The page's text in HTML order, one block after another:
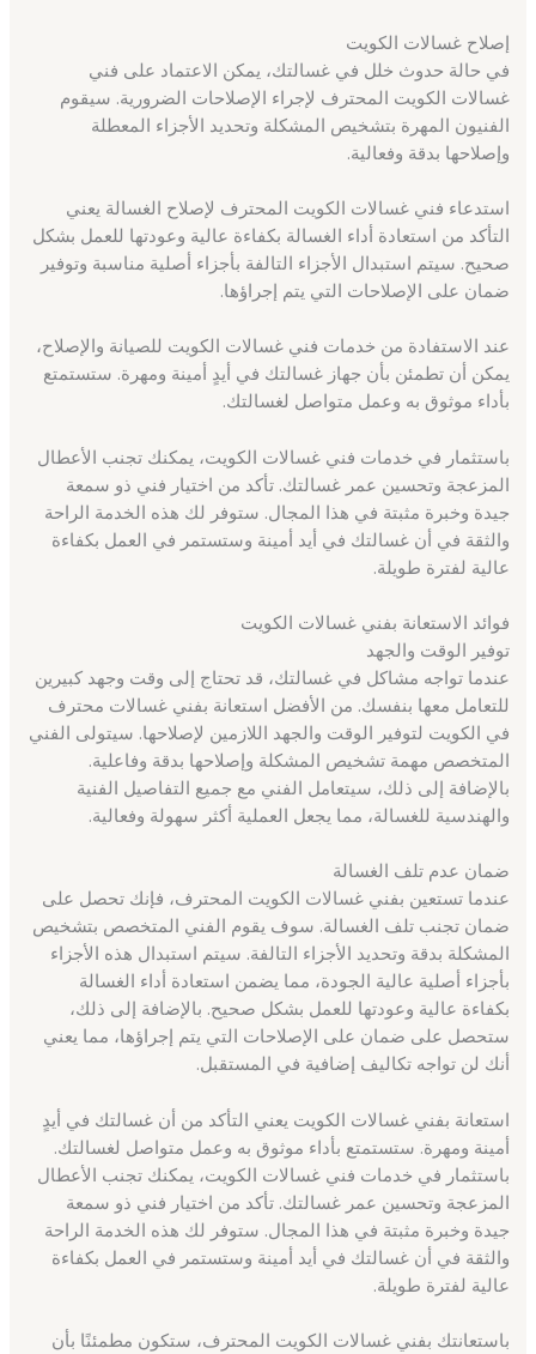
إصلاح غسالات الكويت
في حالة حدوث خلل في غسالتك، يمكن الاعتماد على فني
غسالات الكويت المحترف لإجراء الإصلاحات الضرورية. سيقوم
الفنيون المهرة بتشخيص المشكلة وتحديد الأجزاء المعطلة
وإصلاحها بدقة وفعالية.
استدعاء فني غسالات الكويت المحترف لإصلاح الغسالة يعني
التأكد من استعادة أداء الغسالة بكفاءة عالية وعودتها للعمل بشكل
صحيح. سيتم استبدال الأجزاء التالفة بأجزاء أصلية مناسبة وتوفير
ضمان على الإصلاحات التي يتم إجراؤها.
عند الاستفادة من خدمات فني غسالات الكويت للصيانة والإصلاح،
يمكن أن تطمئن بأن جهاز غسالتك في أيدٍ أمينة ومهرة. ستستمتع
بأداء موثوق به وعمل متواصل لغسالتك.
باستثمار في خدمات فني غسالات الكويت، يمكنك تجنب الأعطال
المزعجة وتحسين عمر غسالتك. تأكد من اختيار فني ذو سمعة
جيدة وخبرة مثبتة في هذا المجال. ستوفر لك هذه الخدمة الراحة
والثقة في أن غسالتك في أيد أمينة وستستمر في العمل بكفاءة
عالية لفترة طويلة.
فوائد الاستعانة بفني غسالات الكويت
توفير الوقت والجهد
عندما تواجه مشاكل في غسالتك، قد تحتاج إلى وقت وجهد كبيرين
للتعامل معها بنفسك. من الأفضل استعانة بفني غسالات محترف
في الكويت لتوفير الوقت والجهد اللازمين لإصلاحها. سيتولى الفني
المتخصص مهمة تشخيص المشكلة وإصلاحها بدقة وفاعلية.
بالإضافة إلى ذلك، سيتعامل الفني مع جميع التفاصيل الفنية
والهندسية للغسالة، مما يجعل العملية أكثر سهولة وفعالية.
ضمان عدم تلف الغسالة
عندما تستعين بفني غسالات الكويت المحترف، فإنك تحصل على
ضمان تجنب تلف الغسالة. سوف يقوم الفني المتخصص بتشخيص
المشكلة بدقة وتحديد الأجزاء التالفة. سيتم استبدال هذه الأجزاء
بأجزاء أصلية عالية الجودة، مما يضمن استعادة أداء الغسالة
بكفاءة عالية وعودتها للعمل بشكل صحيح. بالإضافة إلى ذلك،
ستحصل على ضمان على الإصلاحات التي يتم إجراؤها، مما يعني
أنك لن تواجه تكاليف إضافية في المستقبل.
استعانة بفني غسالات الكويت يعني التأكد من أن غسالتك في أيدٍ
أمينة ومهرة. ستستمتع بأداء موثوق به وعمل متواصل لغسالتك.
باستثمار في خدمات فني غسالات الكويت، يمكنك تجنب الأعطال
المزعجة وتحسين عمر غسالتك. تأكد من اختيار فني ذو سمعة
جيدة وخبرة مثبتة في هذا المجال. ستوفر لك هذه الخدمة الراحة
والثقة في أن غسالتك في أيد أمينة وستستمر في العمل بكفاءة
عالية لفترة طويلة.
باستعانتك بفني غسالات الكويت المحترف، ستكون مطمئنًا بأن